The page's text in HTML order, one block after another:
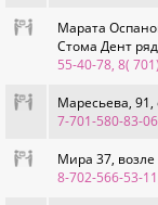
Марата
Стома Дент
55-40-78, 8(
Маресьева, 91,
7-701-580-83-
Мира 37,
8-702-566-53-